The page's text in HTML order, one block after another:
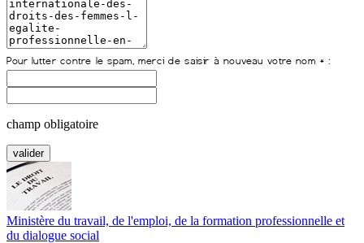
champ obligatoire
Ministère du travail, de l'emploi, de la formation professionnelle et
du dialogue social